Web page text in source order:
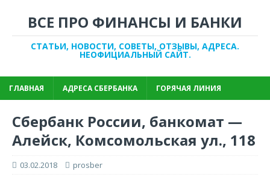
ВСЕ ПРО ФИНАНСЫ И БАНКИ
СТАТЬИ, НОВОСТИ, СОВЕТЫ, ОТЗЫВЫ, АДРЕСА.
НЕОФИЦИАЛЬНЫЙ САЙТ.
ГЛАВНАЯ АДРЕСА СБЕРБАНКА ГОРЯЧАЯ ЛИНИЯ
Сбербанк России, банкомат —
Алейск, Комсомольская ул., 118
03.02.2018 prosber